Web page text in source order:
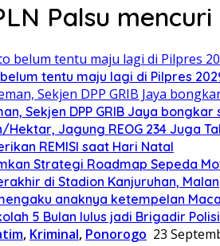
Palsu
tentu maju lagi di Pilpres
Sekjen DPP GRIB Jaya
Hektar, Jagung REOG 234 Juga
REMISI saat Hari Natal
Strategi Roadmap Sepeda
di Stadion Kanjuruhan,
anaknya ketempelan
5 Bulan lulus jadi Brigadir Polisi
, Kriminal, Ponorogo 23